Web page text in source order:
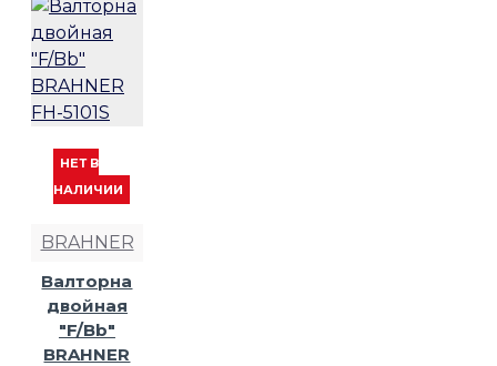
НЕТ В
НАЛИЧИИ
BRAHNER
Валторна
двойная
"F/Bb"
BRAHNER